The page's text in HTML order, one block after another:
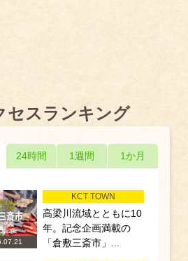
セスランキング
24時間 1週間 1か月
KCT TOWN
高梁川流域とともに10
年。記念企画満載の
「倉敷三斎市」...